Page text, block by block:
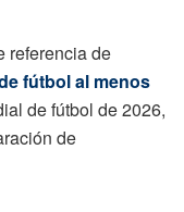
referencia de
fútbol al menos
de fútbol de 2026,
de